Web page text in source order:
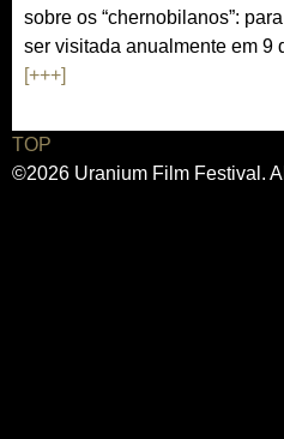
sobre os “chernobilanos”:
ser visitada anualmente em 9
[+++]
TOP
©2026 Uranium Film Festival.